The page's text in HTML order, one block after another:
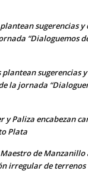
sugerencias y
“Dialoguemos
plantean sugerencias
la jornada
y Paliza encabezan
Plata
de Manzanillo
irregular de terrenos